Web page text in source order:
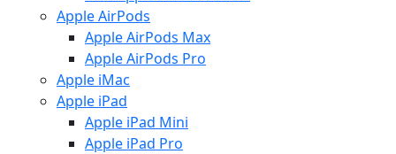
Apple AirPods
Apple AirPods Max
Apple AirPods Pro
Apple iMac
Apple iPad
Apple iPad Mini
Apple iPad Pro